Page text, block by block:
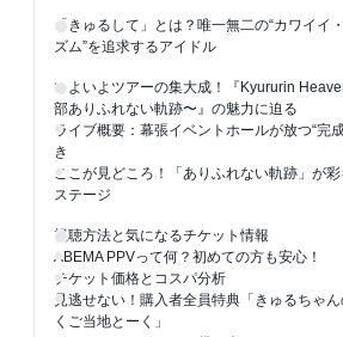
「きゅるして」とは？唯一無二の“カワイイ
ズム”を追求するアイドル
いよいよツアーの集大成！『Kyururin
部ありふれない軌跡〜』の魅力に迫る
ライブ概要：幕張イベントホールが放つ“完
き
ここが見どころ！「ありふれない軌跡」が
ステージ
視聴方法と気になるチケット情報
ABEMA PPVって何？初めての方も安心！
チケット価格とコスパ分析
見逃せない！購入者全員特典「きゅるちゃ
くご当地とーく」